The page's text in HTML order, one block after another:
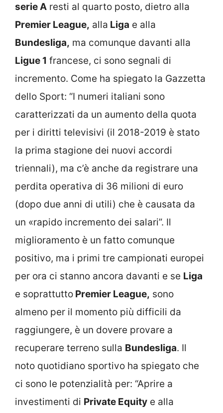
serie A resti al quarto posto, dietro alla
Premier League, alla Liga e alla
Bundesliga, ma comunque davanti alla
Ligue 1 francese, ci sono segnali di
incremento. Come ha spiegato la Gazzetta
dello Sport: “I numeri italiani sono
caratterizzati da un aumento della quota
per i diritti televisivi (il 2018-2019 è stato
la prima stagione dei nuovi accordi
triennali), ma c’è anche da registrare una
perdita operativa di 36 milioni di euro
(dopo due anni di utili) che è causata da
un «rapido incremento dei salari”. Il
miglioramento è un fatto comunque
positivo, ma i primi tre campionati europei
per ora ci stanno ancora davanti e se Liga
e soprattutto Premier League, sono
almeno per il momento più difficili da
raggiungere, è un dovere provare a
recuperare terreno sulla Bundesliga. Il
noto quotidiano sportivo ha spiegato che
ci sono le potenzialità per: “Aprire a
investimenti di Private Equity e alla